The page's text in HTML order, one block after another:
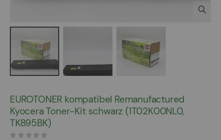
der
Bildergalerie
springen
EUROTONER kompatibel Remanufactured
Kyocera Toner-Kit schwarz (1T02K00NL0,
TK895BK)